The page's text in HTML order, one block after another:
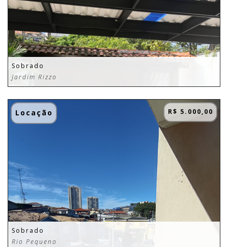
Sobrado
Jardim Rizzo
Locação R$ 5.000,00
Sobrado
Rio Pequeno